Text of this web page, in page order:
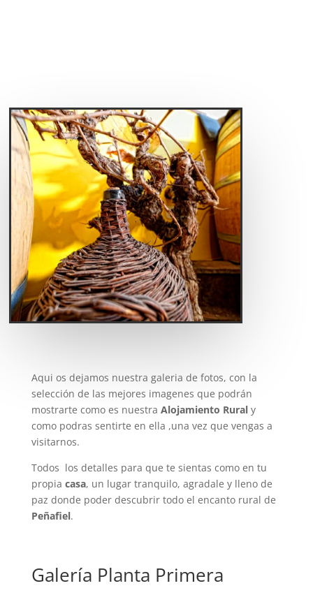
Aqui os dejamos nuestra galeria de fotos, con la
selección de las mejores imagenes que podrán
mostrarte como es nuestra Alojamiento Ruraly
como podras sentirte en ella ,una vez que vengas a
visitarnos.
Todos los detalles para que te sientas como en tu
propia casa, un lugar tranquilo, agradale y lleno de
paz donde poder descubrir todo el encanto rural de
Peñafiel.
Galería Planta Primera